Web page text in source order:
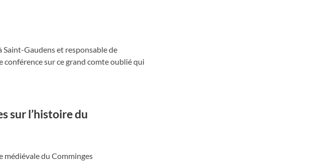
Saint-Gaudens et responsable de
conférence sur ce grand comte oublié qui
sur l’histoire du
médiévale du Comminges